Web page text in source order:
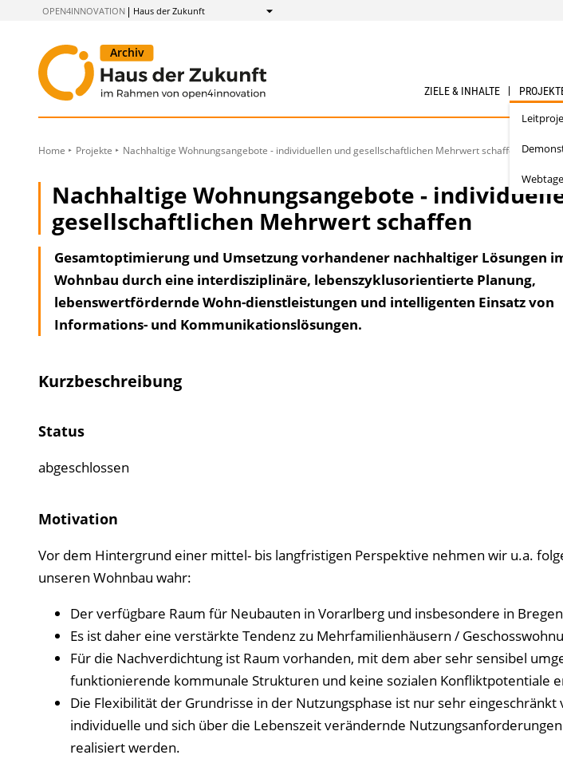
OPEN4INNOVATION Haus der Zukunft
Anzeigen
ZIELE & INHALTE
Home Projekte Nachhaltige Wohnungsangebote - individuellen und gesellschaftlichen Mehrwert schaffen
Nachhaltige Wohnungsangebote -
gesellschaftlichen Mehrwert schaffen
Gesamtoptimierung und Umsetzung vorhandener nachhaltiger Lösungen
Wohnbau durch eine interdisziplinäre, lebenszyklusorientierte Planung,
lebenswertfördernde Wohn-dienstleistungen und intelligenten Einsatz von
Informations- und Kommunikationslösungen.
Kurzbeschreibung
Status
abgeschlossen
Motivation
Vor dem Hintergrund einer mittel- bis langfristigen Perspektive nehmen wir u.a.
unseren Wohnbau wahr:
Der verfügbare Raum für Neubauten in Vorarlberg und insbesondere in
Es ist daher eine verstärkte Tendenz zu Mehrfamilienhäusern /
Für die Nachverdichtung ist Raum vorhanden, mit dem aber sehr sensibel
funktionierende kommunale Strukturen und keine sozialen Konfliktpotentiale
Die Flexibilität der Grundrisse in der Nutzungsphase ist nur sehr eingeschränkt
individuelle und sich über die Lebenszeit verändernde
realisiert werden.